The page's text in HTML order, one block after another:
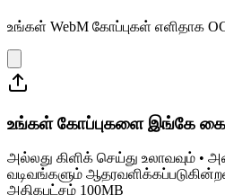
உங்கள் WebM கோப்புகள் எளிதாக
உங்கள் கோப்புகளை இங்கே
அல்லது கிளிக் செய்து உலாவவும் •
வடிவங்களும்
அதிகபட்சம் 100MB